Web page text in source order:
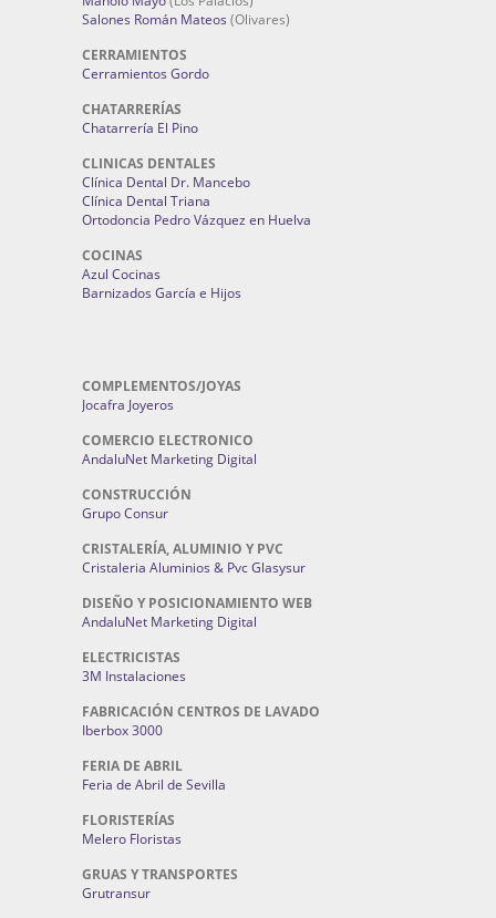
Salones Román Mateos (Olivares)
CERRAMIENTOS
Cerramientos Gordo
CHATARRERÍAS
Chatarrería El Pino
CLINICAS DENTALES
Clínica Dental Dr. Mancebo
Clínica Dental Triana
Ortodoncia Pedro Vázquez en Huelva
COCINAS
Azul Cocinas
Barnizados García e Hijos
COMPLEMENTOS/JOYAS
Jocafra Joyeros
COMERCIO ELECTRONICO
AndaluNet Marketing Digital
CONSTRUCCIÓN
Grupo Consur
CRISTALERÍA, ALUMINIO Y PVC
Cristaleria Aluminios & Pvc Glasysur
DISEÑO Y POSICIONAMIENTO WEB
AndaluNet Marketing Digital
ELECTRICISTAS
3M Instalaciones
FABRICACIÓN CENTROS DE LAVADO
Iberbox 3000
FERIA DE ABRIL
Feria de Abril de Sevilla
FLORISTERÍAS
Melero Floristas
GRUAS Y TRANSPORTES
Grutransur